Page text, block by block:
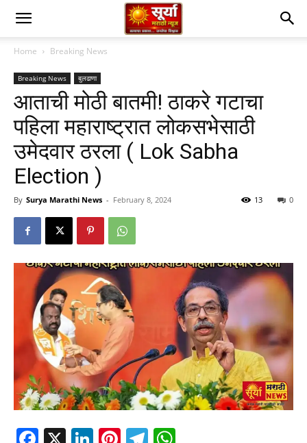
Home Breaking News
Breaking News बुलढाणा
आताची मोठी बातमी! ठाकरे गटाचा
पहिला महाराष्ट्रात लोकसभेसाठी
उमेदवार ठरला ( Lok Sabha
Election )
By Surya Marathi News - February 8, 2024 0
13